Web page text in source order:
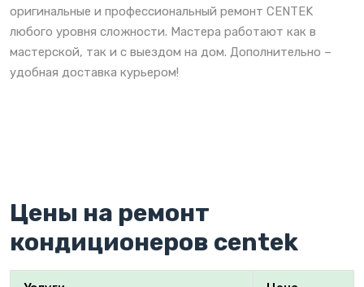
оригинальные и профессиональный ремонт CENTEK
любого уровня сложности. Мастера работают как в
мастерской, так и с выездом на дом. Дополнительно –
удобная доставка курьером!
Цены на ремонт
кондиционеров centek